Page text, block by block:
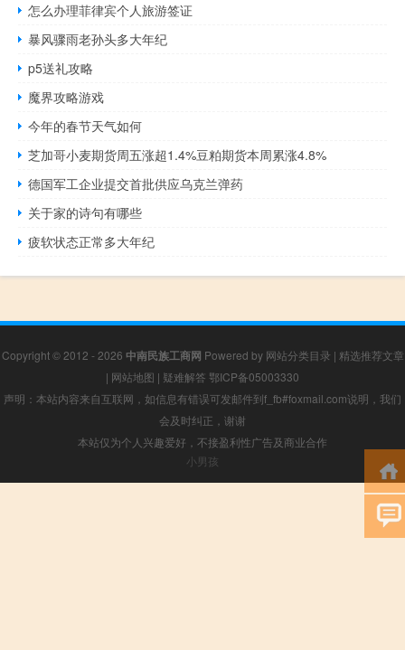
怎么办理菲律宾个人旅游签证
暴风骤雨老孙头多大年纪
p5送礼攻略
魔界攻略游戏
今年的春节天气如何
芝加哥小麦期货周五涨超1.4%豆粕期货本周累涨4.8%
德国军工企业提交首批供应乌克兰弹药
关于家的诗句有哪些
疲软状态正常多大年纪
Copyright © 2012 - 2026 中南民族工商网 Powered by 网站分类目录 | 精选推荐文章
| 网站地图 | 疑难解答 鄂ICP备05003330
声明：本站内容来自互联网，如信息有错误可发邮件到f_fb#foxmail.com说明，我们
会及时纠正，谢谢
本站仅为个人兴趣爱好，不接盈利性广告及商业合作
小男孩